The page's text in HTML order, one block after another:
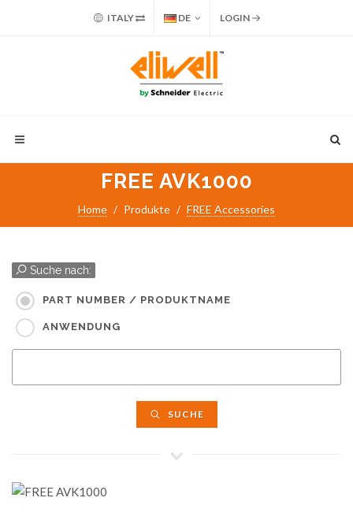
ITALY DE LOGIN
FREE AVK1000
Home Produkte FREE Accessories
Suche nach:
PART NUMBER / PRODUKTNAME
ANWENDUNG
SUCHE